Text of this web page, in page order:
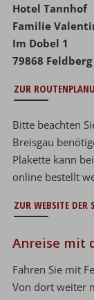
Hotel Tannhof
Familie
Im Dobel 1
79868
ZUR
Bitte beachten
Breisgau
Plakette kann
online bestellt
ZUR WEBSITE DER
Anreise mit
Fahren Sie mit
Von dort weiter